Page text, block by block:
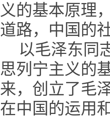
义的基本原理
道路，中国的
以毛泽东同
思列宁主义的
来，创立了毛
在中国的运用